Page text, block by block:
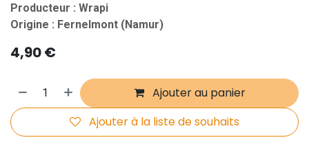
Producteur : Wrapi
Origine : Fernelmont (Namur)
4,90€
Ajouter au panier
Ajouter à la liste de souhaits